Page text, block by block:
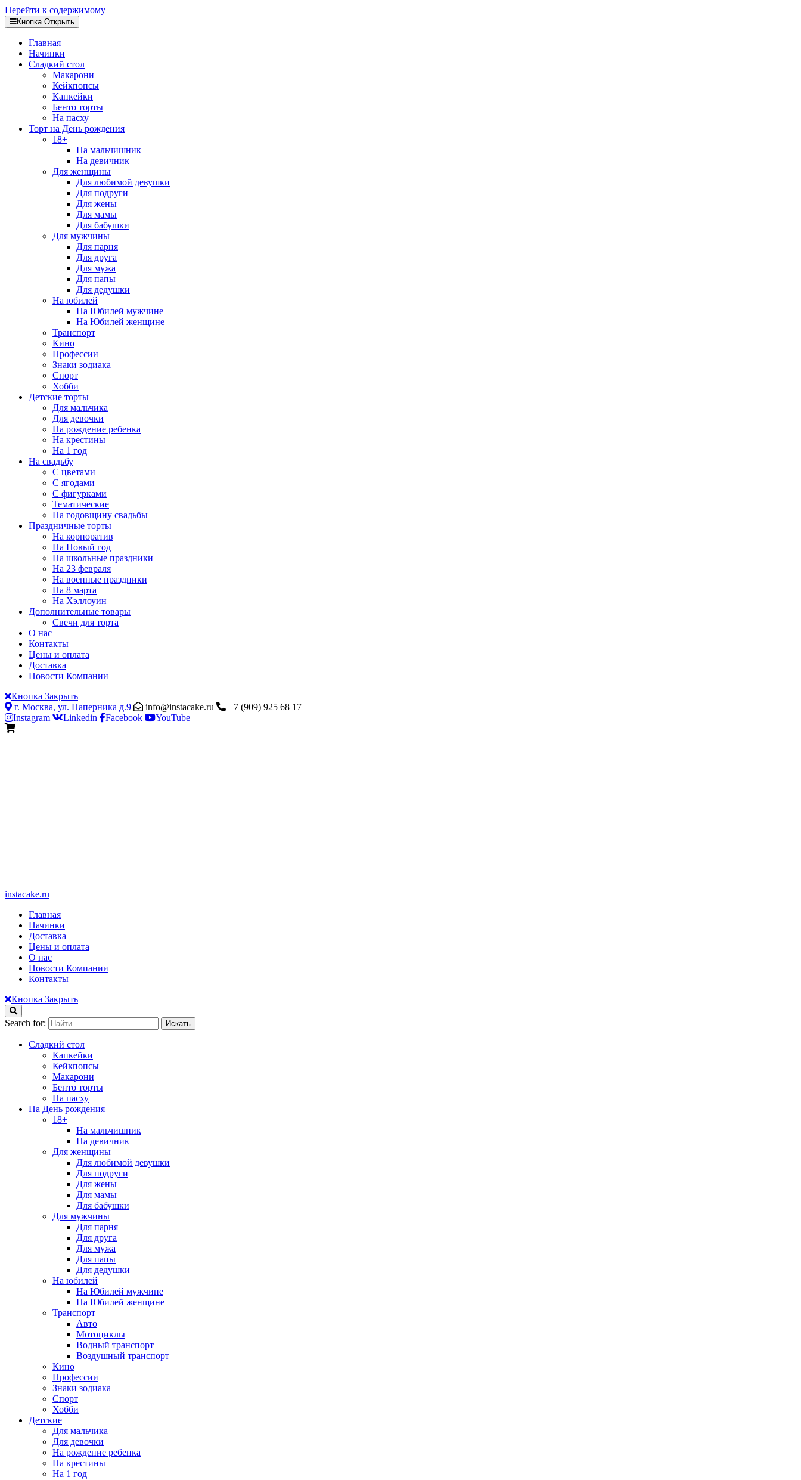
Перейти к содержимому
Кнопка Открыть
Главная
Начинки
Сладкий стол
Макарони
Кейкпопсы
Капкейки
Бенто торты
На пасху
Торт на День рождения
18+
На мальчишник
На девичник
Для женщины
Для любимой девушки
Для подруги
Для жены
Для мамы
Для бабушки
Для мужчины
Для парня
Для друга
Для мужа
Для папы
Для дедушки
На юбилей
На Юбилей мужчине
На Юбилей женщине
Транспорт
Кино
Профессии
Знаки зодиака
Спорт
Хобби
Детские торты
Для мальчика
Для девочки
На рождение ребенка
На крестины
На 1 год
На свадьбу
С цветами
С ягодами
С фигурками
Тематические
На годовщину свадьбы
Праздничные торты
На корпоратив
На Новый год
На школьные праздники
На 23 февраля
На военные праздники
На 8 марта
На Хэллоуин
Дополнительные товары
Свечи для торта
О нас
Контакты
Цены и оплата
Доставка
Новости Компании
Кнопка Закрыть
г. Москва, ул. Паперника д.9
info@instacake.ru
+7 (909) 925 68 17
Instagram
Linkedin Facebook YouTube
instacake.ru
Главная
Начинки
Доставка
Цены и оплата
О нас
Новости Компании
Контакты
Кнопка Закрыть
Search for:
Сладкий стол
Капкейки
Кейкпопсы
Макарони
Бенто торты
На пасху
На День рождения
18+
На мальчишник
На девичник
Для женщины
Для любимой девушки
Для подруги
Для жены
Для мамы
Для бабушки
Для мужчины
Для парня
Для друга
Для мужа
Для папы
Для дедушки
На юбилей
На Юбилей мужчине
На Юбилей женщине
Транспорт
Авто
Мотоциклы
Водный транспорт
Воздушный транспорт
Кино
Профессии
Знаки зодиака
Спорт
Хобби
Детские
Для мальчика
Для девочки
На рождение ребенка
На крестины
На 1 год